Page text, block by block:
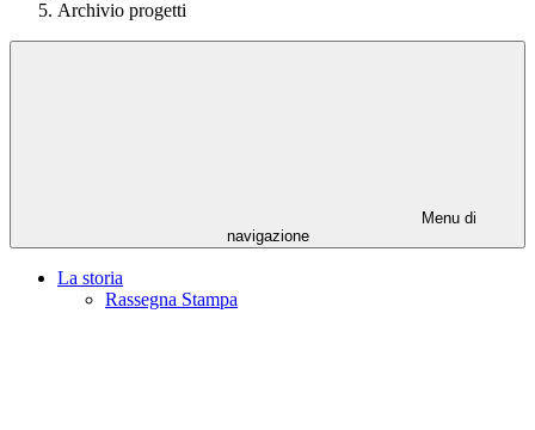
Archivio progetti
Menu di
navigazione
La storia
Rassegna Stampa